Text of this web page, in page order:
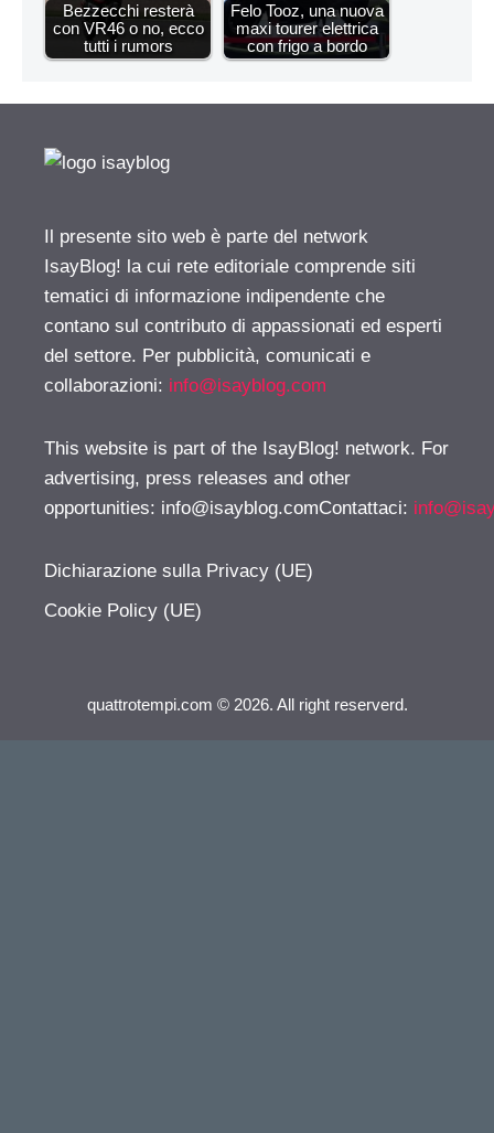
Bezzecchi resterà
con VR46 o no, ecco
tutti i rumors
Felo Tooz, una nuova
maxi tourer elettrica
con frigo a bordo
Il presente sito web è parte del network
IsayBlog! la cui rete editoriale comprende siti
tematici di informazione indipendente che
contano sul contributo di appassionati ed esperti
del settore. Per pubblicità, comunicati e
collaborazioni: info@isayblog.com
This website is part of the IsayBlog! network. For
advertising, press releases and other
opportunities: info@isayblog.comContattaci:
Dichiarazione sulla Privacy (UE)
Cookie Policy (UE)
quattrotempi.com © 2026. All right reserverd.